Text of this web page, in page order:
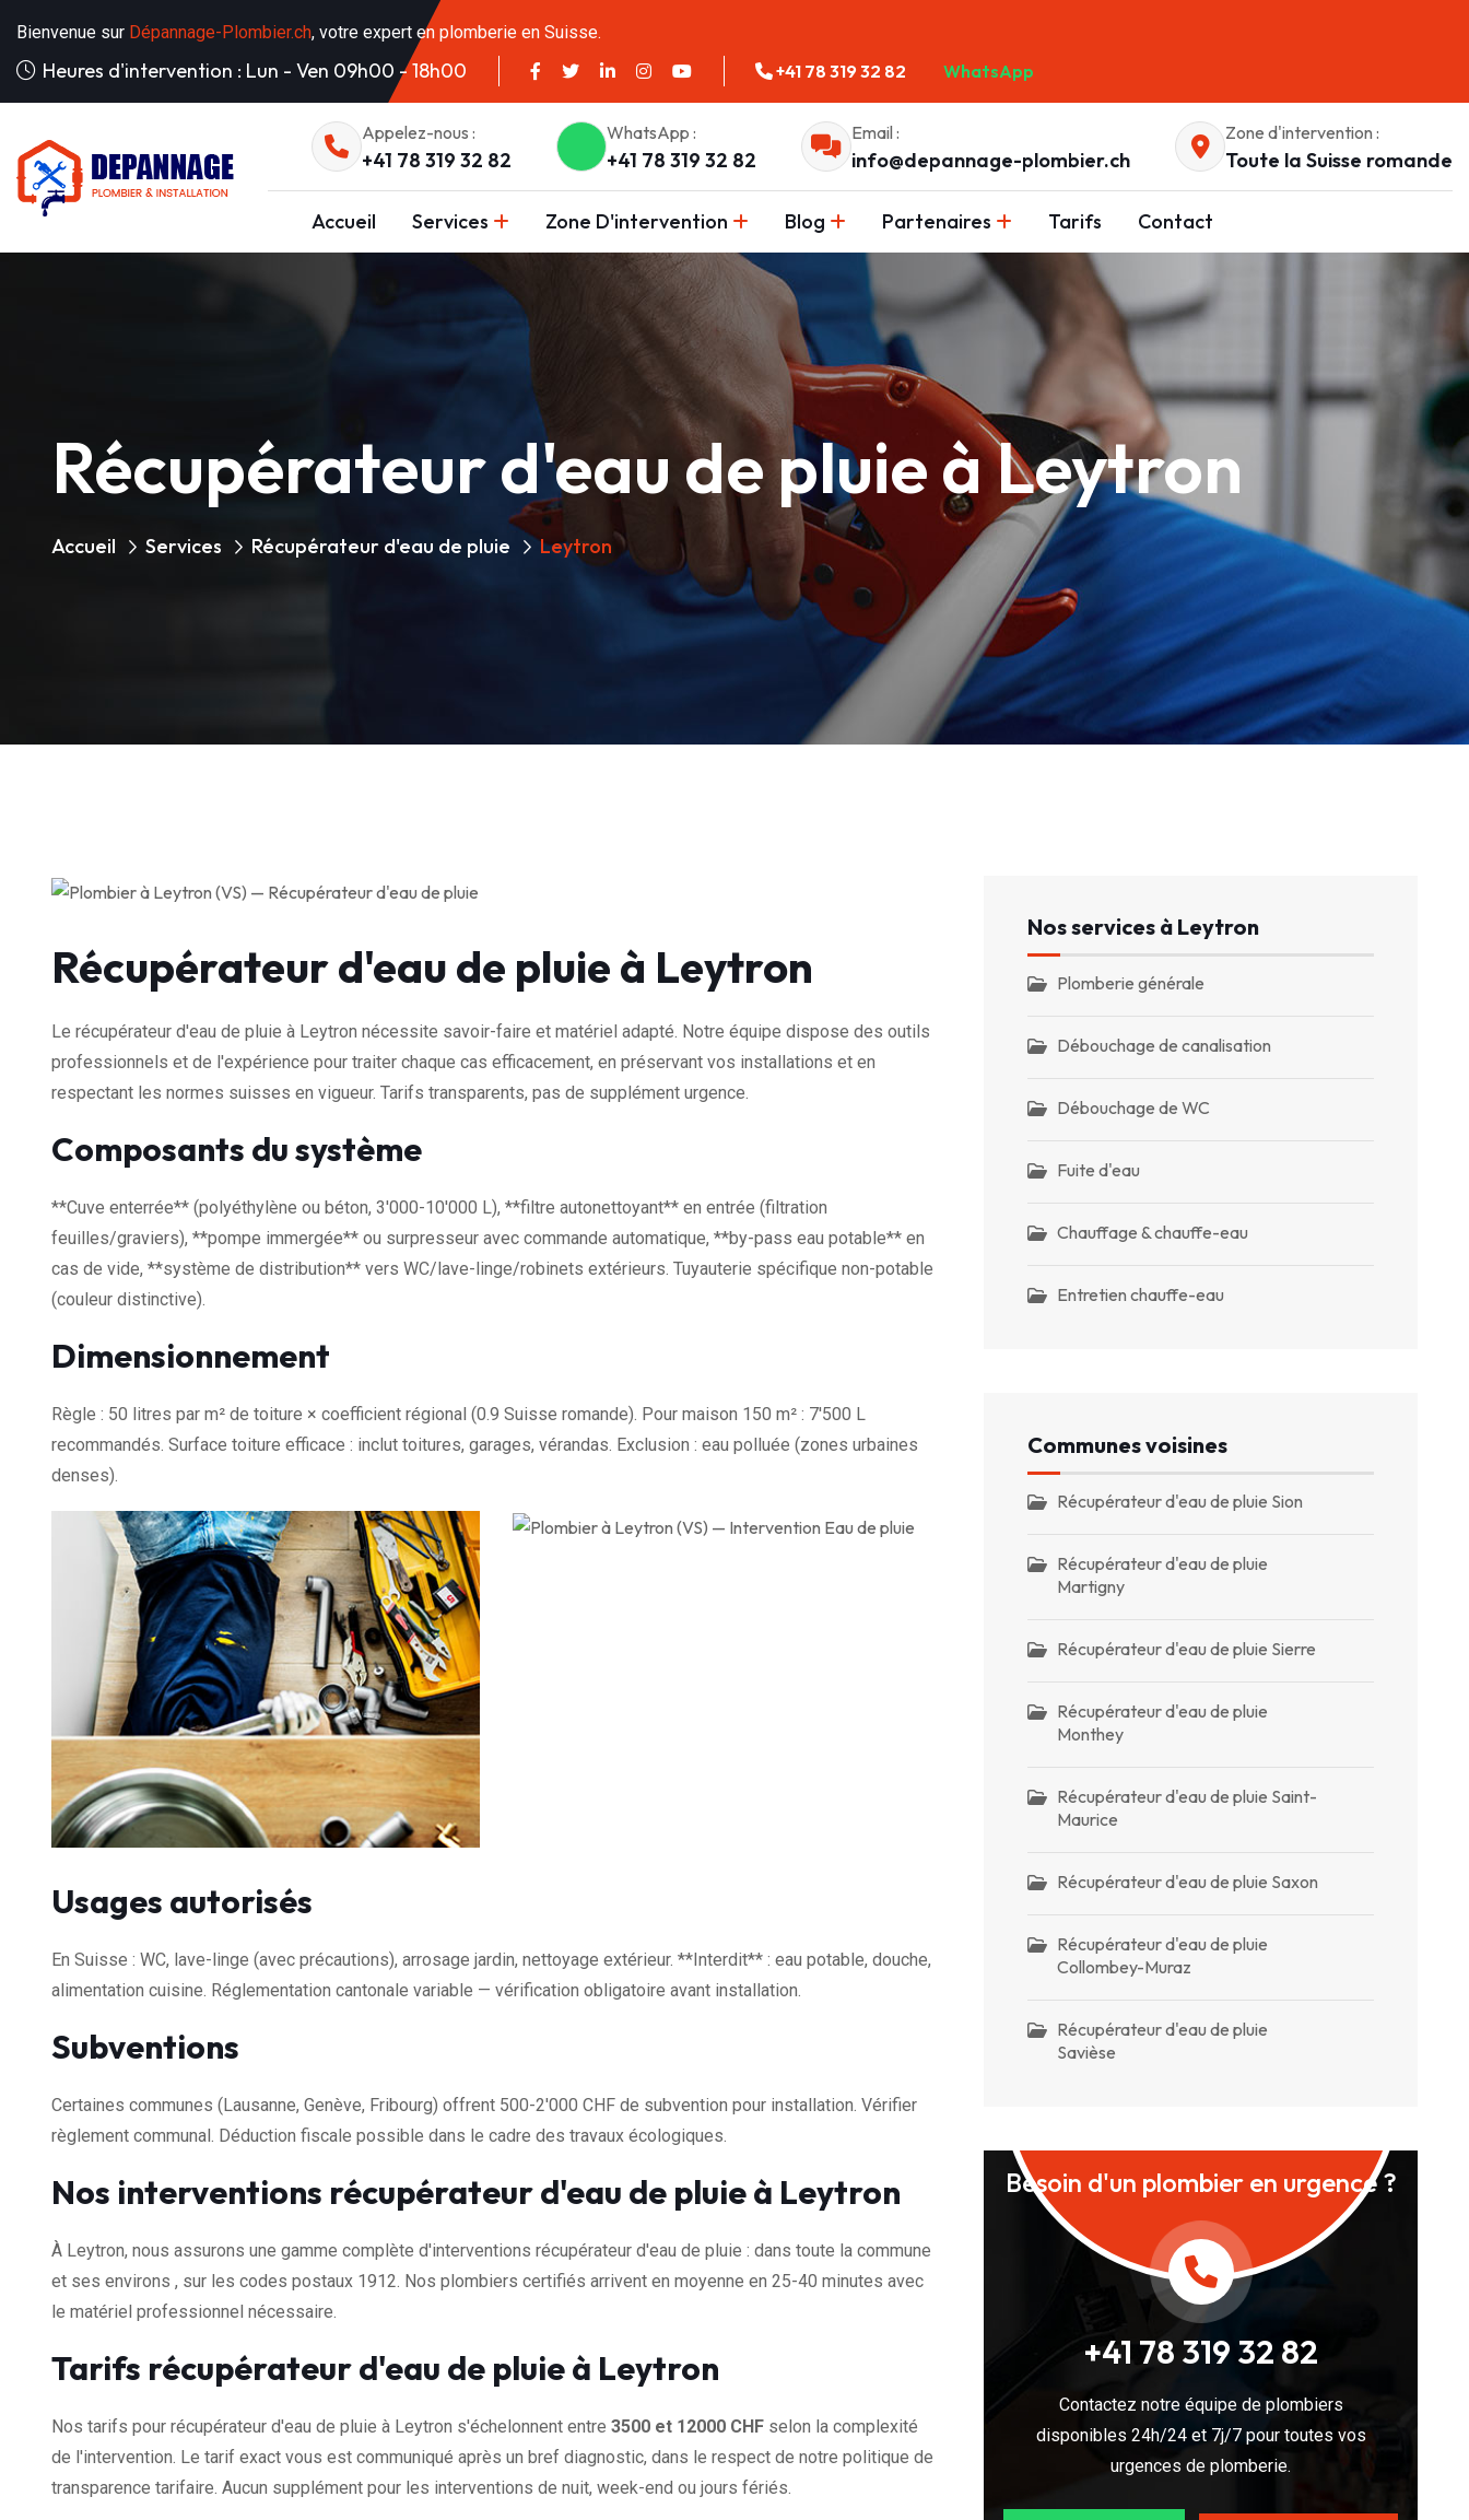
Bienvenue sur Dépannage-Plombier.ch, votre expert en plomberie en Suisse.
Heures d'intervention : Lun - Ven 09h00 - 18h00 +41 78 319 32 82 WhatsApp
Appelez-nous :
+41 78 319 32 82
WhatsApp :
+41 78 319 32 82
Email :
info@depannage-plombier.ch
Zone d'intervention :
Toute la Suisse romande
Accueil Services Zone D'intervention Blog Partenaires Tarifs Contact
Récupérateur d'eau de pluie à Leytron
Accueil Services Récupérateur d'eau de pluie Leytron
Récupérateur d'eau de pluie à Leytron
Le récupérateur d'eau de pluie à Leytron nécessite savoir-faire et matériel adapté. Notre équipe dispose des outils
professionnels et de l'expérience pour traiter chaque cas efficacement, en préservant vos installations et en
respectant les normes suisses en vigueur. Tarifs transparents, pas de supplément urgence.
Composants du système
**Cuve enterrée** (polyéthylène ou béton, 3'000-10'000 L), **filtre autonettoyant** en entrée (filtration
feuilles/graviers), **pompe immergée** ou surpresseur avec commande automatique, **by-pass eau potable** en
cas de vide, **système de distribution** vers WC/lave-linge/robinets extérieurs. Tuyauterie spécifique non-potable
(couleur distinctive).
Dimensionnement
Règle : 50 litres par m² de toiture × coefficient régional (0.9 Suisse romande). Pour maison 150 m² : 7'500 L
recommandés. Surface toiture efficace : inclut toitures, garages, vérandas. Exclusion : eau polluée (zones urbaines
denses).
Usages autorisés
En Suisse : WC, lave-linge (avec précautions), arrosage jardin, nettoyage extérieur. **Interdit** : eau potable, douche,
alimentation cuisine. Réglementation cantonale variable — vérification obligatoire avant installation.
Subventions
Certaines communes (Lausanne, Genève, Fribourg) offrent 500-2'000 CHF de subvention pour installation. Vérifier
règlement communal. Déduction fiscale possible dans le cadre des travaux écologiques.
Nos interventions récupérateur d'eau de pluie à Leytron
À Leytron, nous assurons une gamme complète d'interventions récupérateur d'eau de pluie : dans toute la commune
et ses environs , sur les codes postaux 1912. Nos plombiers certifiés arrivent en moyenne en 25-40 minutes avec
le matériel professionnel nécessaire.
Tarifs récupérateur d'eau de pluie à Leytron
Nos tarifs pour récupérateur d'eau de pluie à Leytron s'échelonnent entre 3500 et 12000 CHF selon la complexité
de l'intervention. Le tarif exact vous est communiqué après un bref diagnostic, dans le respect de notre politique de
transparence tarifaire. Aucun supplément pour les interventions de nuit, week-end ou jours fériés.
Nos services à Leytron
Plomberie générale
Débouchage de canalisation
Débouchage de WC
Fuite d'eau
Chauffage & chauffe-eau
Entretien chauffe-eau
Communes voisines
Récupérateur d'eau de pluie Sion
Récupérateur d'eau de pluie
Martigny
Récupérateur d'eau de pluie Sierre
Récupérateur d'eau de pluie
Monthey
Récupérateur d'eau de pluie Saint-
Maurice
Récupérateur d'eau de pluie Saxon
Récupérateur d'eau de pluie
Collombey-Muraz
Récupérateur d'eau de pluie
Savièse
Besoin d'un plombier en urgence ?
+41 78 319 32 82
Contactez notre équipe de plombiers
disponibles 24h/24 et 7j/7 pour toutes vos
urgences de plomberie.